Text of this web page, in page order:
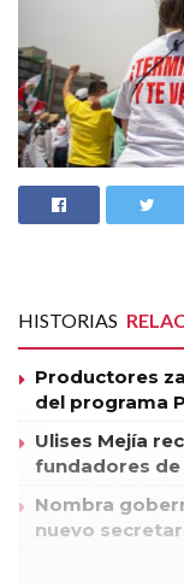
HISTORIAS
Productores
del programa
Ulises Mejía
fundadores de
Nombra
nuevo